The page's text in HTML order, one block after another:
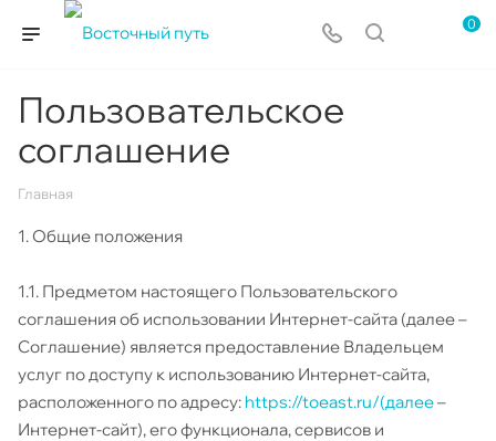
0
Пользовательское
соглашение
Главная
1. Общие положения
1.1. Предметом настоящего Пользовательского
соглашения об использовании Интернет-сайта (далее –
Соглашение) является предоставление Владельцем
услуг по доступу к использованию Интернет-сайта,
расположенного по адресу: https://toeast.ru/(далее–
Интернет-сайт), его функционала, сервисов и